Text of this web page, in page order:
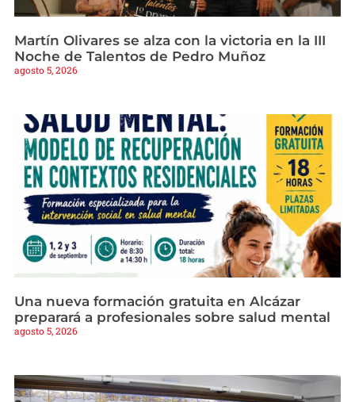
Martín Olivares se alza con la victoria en la III
Noche de Talentos de Pedro Muñoz
agosto 5, 2026
Una nueva formación gratuita en Alcázar
preparará a profesionales sobre salud mental
agosto 5, 2026